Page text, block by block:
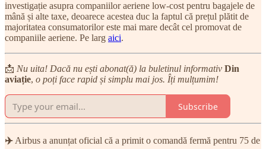
investigație asupra companiilor aeriene low-cost pentru bagajele de
mână și alte taxe, deoarece acestea duc la faptul că prețul plătit de
majoritatea consumatorilor este mai mare decât cel promovat de
companiile aeriene. Pe larg aici.
📩 Nu uita! Dacă nu ești abonat(ă) la buletinul informativ Din
aviație, o poți face rapid și simplu mai jos. Îți mulțumim!
Subscribe
✈️Airbus a anunțat oficial că a primit o comandă fermă pentru 75 de